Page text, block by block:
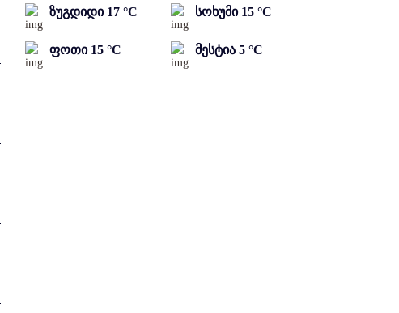
ზუგდიდი 17 °C სოხუმი 15 °C
ფოთი 15 °C მესტია 5 °C